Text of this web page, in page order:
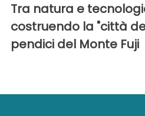
Tra natura e
costruendo la "città
pendici del Monte Fuji